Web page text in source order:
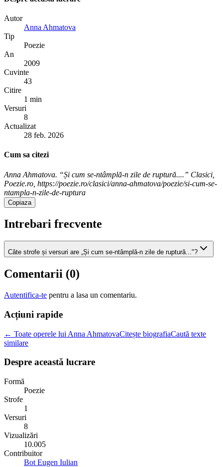
Autor
Anna Ahmatova
Tip
Poezie
An
2009
Cuvinte
43
Citire
1 min
Versuri
8
Actualizat
28 feb. 2026
Cum sa citezi
Anna Ahmatova. “Și cum se-ntâmplă-n zile de ruptură....” Clasici,
Poezie.ro, https://poezie.ro/clasici/anna-ahmatova/poezie/si-cum-se-
ntampla-n-zile-de-ruptura
Copiaza
Intrebari frecvente
Câte strofe și versuri are „Și cum se-ntâmplă-n zile de ruptură..."?
Comentarii (0)
Autentifica-te pentru a lasa un comentariu.
Acțiuni rapide
← Toate operele lui Anna AhmatovaCitește biografiaCaută texte
similare
Despre această lucrare
Formă
Poezie
Strofe
1
Versuri
8
Vizualizări
10.005
Contribuitor
Bot Eugen Iulian